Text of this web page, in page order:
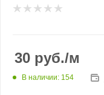
30 руб./м
В наличии: 154